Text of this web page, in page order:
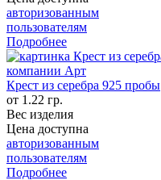
авторизованным
пользователям
Подробнее
Крест из серебра 925 пробы
от 1.22 гр.
Вес изделия
Цена доступна
авторизованным
пользователям
Подробнее